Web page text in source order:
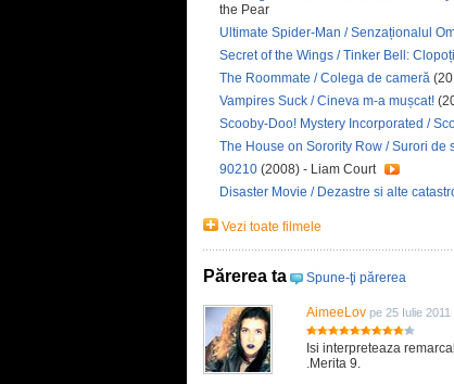
the Pear
Ultimate Spider-Man / Senzaționalul
Secret of the Wings / Tinker Bell:
The Roommate / Colega de cameră
Vampires Suck / Cineva m-a mușcat!
Scooby-Doo! Mystery Incorporated /
The House on Sorority Row / Surori de
90210 (2008) - Liam Court
Disaster Movie / Dezastre si alte
Vezi toate filmele
Părerea ta Spune-ţi părerea
AimeeLov pe 25 Iulie 2011
Isi interpreteaza
.Merita 9.